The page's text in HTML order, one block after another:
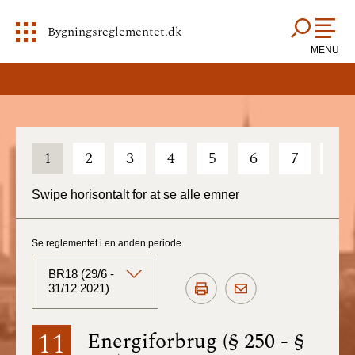
Bygningsreglementet.dk
MENU
1 2 3 4 5 6 7
Swipe horisontalt for at se alle emner
11 Energiforbrug (§ 250 - §
Se reglementet i en anden periode
BR18 (29/6 -
31/12 2021)
BR18 (Aktuelt)